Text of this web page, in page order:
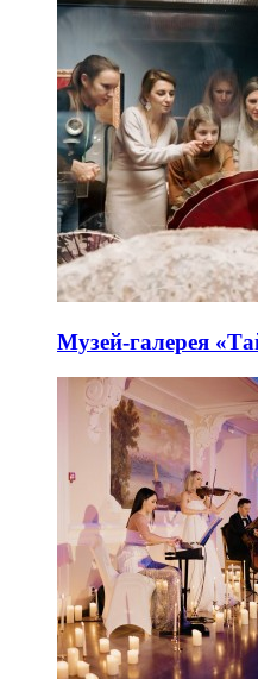
Музей-галерея